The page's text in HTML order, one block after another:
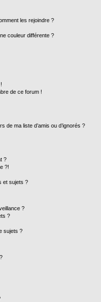
les rejoindre ?
couleur différente ?
de ce forum !
de ma liste d’amis ou d’ignorés ?
?
?!
et sujets ?
?
?
sujets ?